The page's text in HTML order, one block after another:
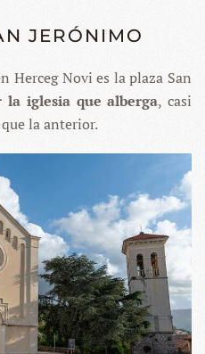
JERÓNIMO
Herceg Novi es la plaza San
la iglesia que alberga, casi
la anterior.